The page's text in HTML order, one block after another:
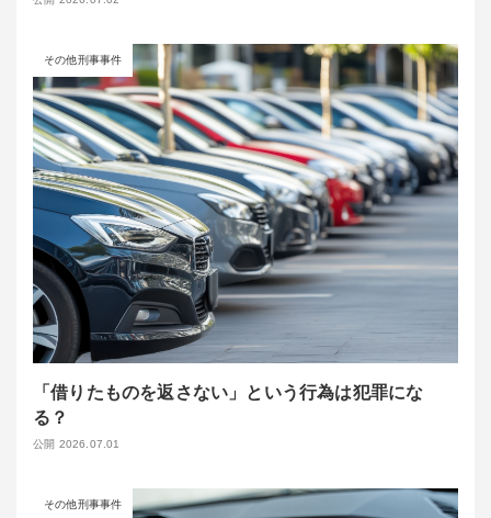
その他刑事事件
「借りたものを返さない」という行為は犯罪にな
る？
公開 2026.07.01
その他刑事事件